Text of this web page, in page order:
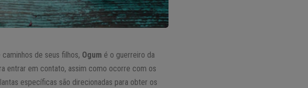
de seus filhos, Ogum é o guerreiro da
entrar em contato, assim como ocorre com os
específicas são direcionadas para obter os